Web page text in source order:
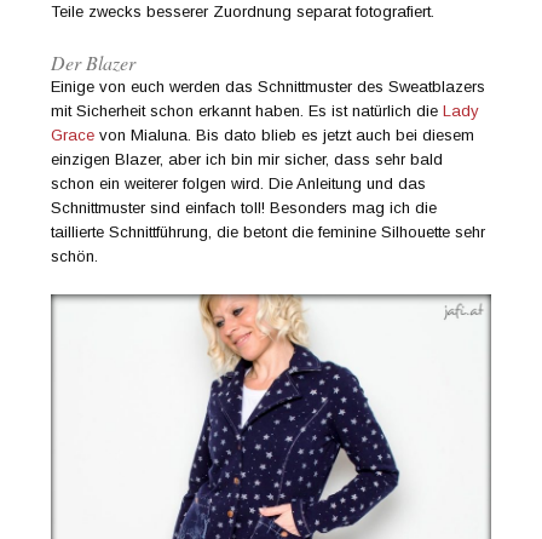
Teile zwecks besserer Zuordnung separat fotografiert.
Der Blazer
Einige von euch werden das Schnittmuster des Sweatblazers
mit Sicherheit schon erkannt haben. Es ist natürlich dieLady
Grace von Mialuna. Bis dato blieb es jetzt auch bei diesem
einzigen Blazer, aber ich bin mir sicher, dass sehr bald
schon ein weiterer folgen wird. Die Anleitung und das
Schnittmuster sind einfach toll! Besonders mag ich die
taillierte Schnittführung, die betont die feminine Silhouette sehr
schön.